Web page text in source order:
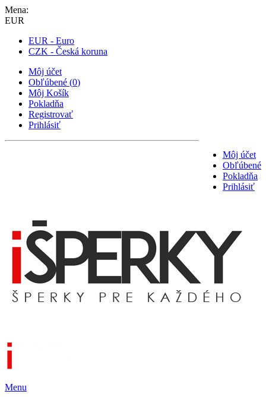
Mena:
EUR
EUR - Euro
CZK - Česká koruna
Môj účet
Obľúbené (0)
Môj Košík
Pokladňa
Registrovať
Prihlásiť
Môj účet
Obľúbené
Pokladňa
Prihlásiť
Menu